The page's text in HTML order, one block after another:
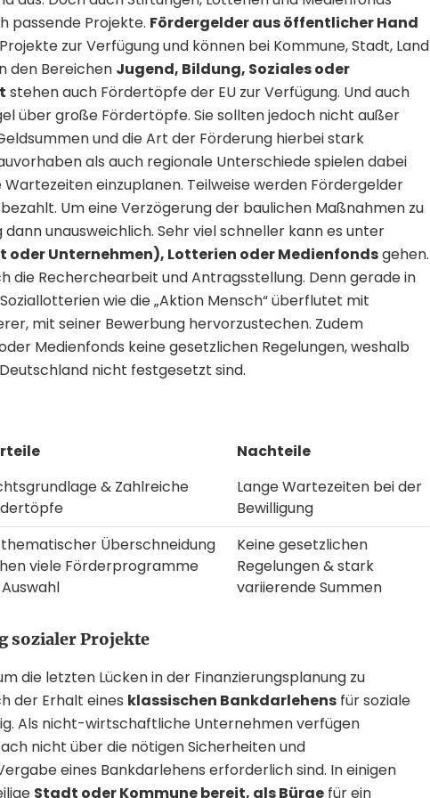
passende Projekte. Fördergelder aus öffentlicher Hand
zur Verfügung und können bei Kommune, Stadt, Land
den Bereichen Jugend, Bildung, Soziales oder
stehen auch Fördertöpfe der EU zur Verfügung. Und auch
über große Fördertöpfe. Sie sollten jedoch nicht außer
und die Art der Förderung hierbei stark
als auch regionale Unterschiede spielen dabei
Wartezeiten einzuplanen. Teilweise werden Fördergelder
Um eine Verzögerung der baulichen Maßnahmen zu
unausweichlich. Sehr viel schneller kann es unter
Unternehmen), Lotterien oder Medienfondsgehen.
die Recherchearbeit und Antragsstellung. Denn gerade in
wie die „Aktion Mensch“ überflutet mit
mit seiner Bewerbung hervorzustechen. Zudem
Medienfonds keine gesetzlichen Regelungen, weshalb
nicht festgesetzt sind.
Nachteile
& Zahlreiche
Lange Wartezeiten bei der
Bewilligung
thematischer Überschneidung
viele Förderprogramme
Keine gesetzlichen
Regelungen & stark
variierende Summen
sozialer Projekte
die letzten Lücken in der Finanzierungsplanung zu
der Erhalt eines klassischen Bankdarlehens für soziale
Als nicht-wirtschaftliche Unternehmen verfügen
nicht über die nötigen Sicherheiten und
eines Bankdarlehens erforderlich sind. In einigen
Stadt oder Kommune bereit, als Bürge für ein